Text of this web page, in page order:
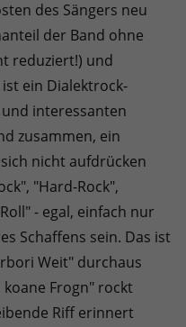
des Sängers neu
der Band ohne
reduziert!) und
ein Dialektrock-
interessanten
zusammen, ein
nicht aufdrücken
"Hard-Rock",
- egal, einfach nur
Schaffens sein. Das ist
Weit" durchaus
Frogn" rockt
Riff erinnert